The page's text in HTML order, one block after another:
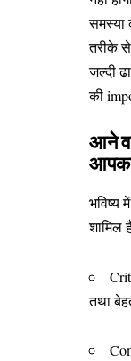
समस्या
तरीके
जल्दी
की
आने
आपका
भविष्य
शामिल
तथा